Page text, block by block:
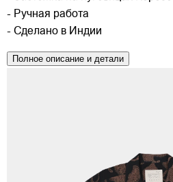
- Ручная работа
- Сделано в Индии
Полное описание и детали